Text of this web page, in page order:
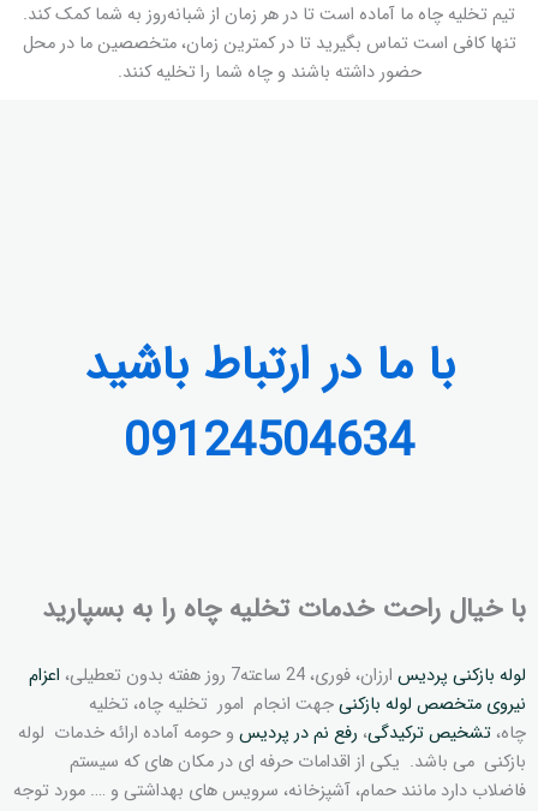
تیم تخلیه چاه ما آماده است تا در هر زمان از شبانه‌روز به شما کمک کند.
تنها کافی است تماس بگیرید تا در کمترین زمان، متخصصین ما در محل
حضور داشته باشند و چاه شما را تخلیه کنند.
با ما در ارتباط باشید
09124504634
با خیال راحت خدمات تخلیه چاه را به بسپارید
لوله بازکنی پردیس ارزان، فوری، 24 ساعته7 روز هفته بدون تعطیلی،
اعزام
نیروی متخصص لوله بازکنیجهت انجام امور تخلیه چاه، تخلیه
چاه، تشخیص ترکیدگی، رفع نم در پردیس و حومه آماده ارائه خدمات لوله
بازکنی می باشد. یکی از اقدامات حرفه ای در مکان های که سیستم
فاضلاب دارد مانند حمام، آشپزخانه، سرویس های بهداشتی و …. مورد توجه